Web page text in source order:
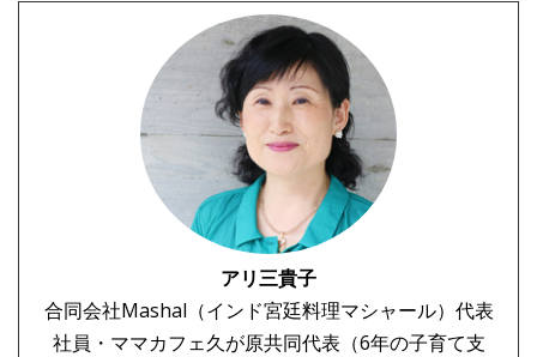
アリ三貴子
合同会社Mashal（インド宮廷料理マシャール）代表
社員・ママカフェ久が原共同代表（6年の子育て支